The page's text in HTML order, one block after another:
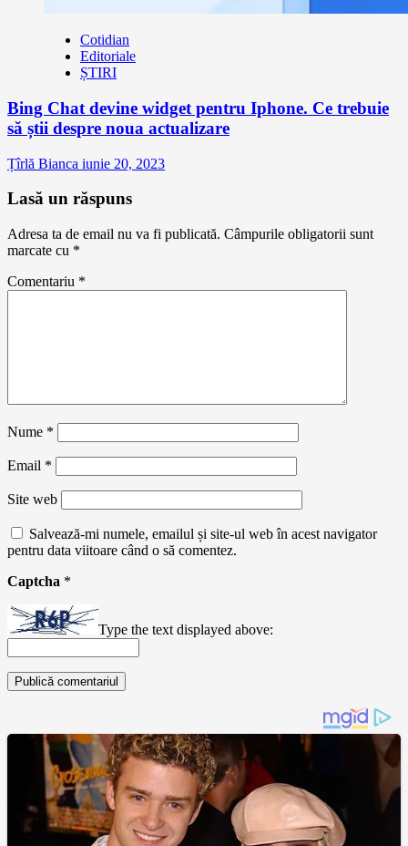
Cotidian
Editoriale
ȘTIRI
Bing Chat devine widget pentru Iphone. Ce trebuie
să știi despre noua actualizare
Țîrlă Bianca iunie 20, 2023
Lasă un răspuns
Adresa ta de email nu va fi publicată. Câmpurile obligatorii sunt
marcate cu *
Comentariu *
Nume *
Email *
Site web
Salvează-mi numele, emailul și site-ul web în acest navigator
pentru data viitoare când o să comentez.
Captcha *
Type the text displayed above: